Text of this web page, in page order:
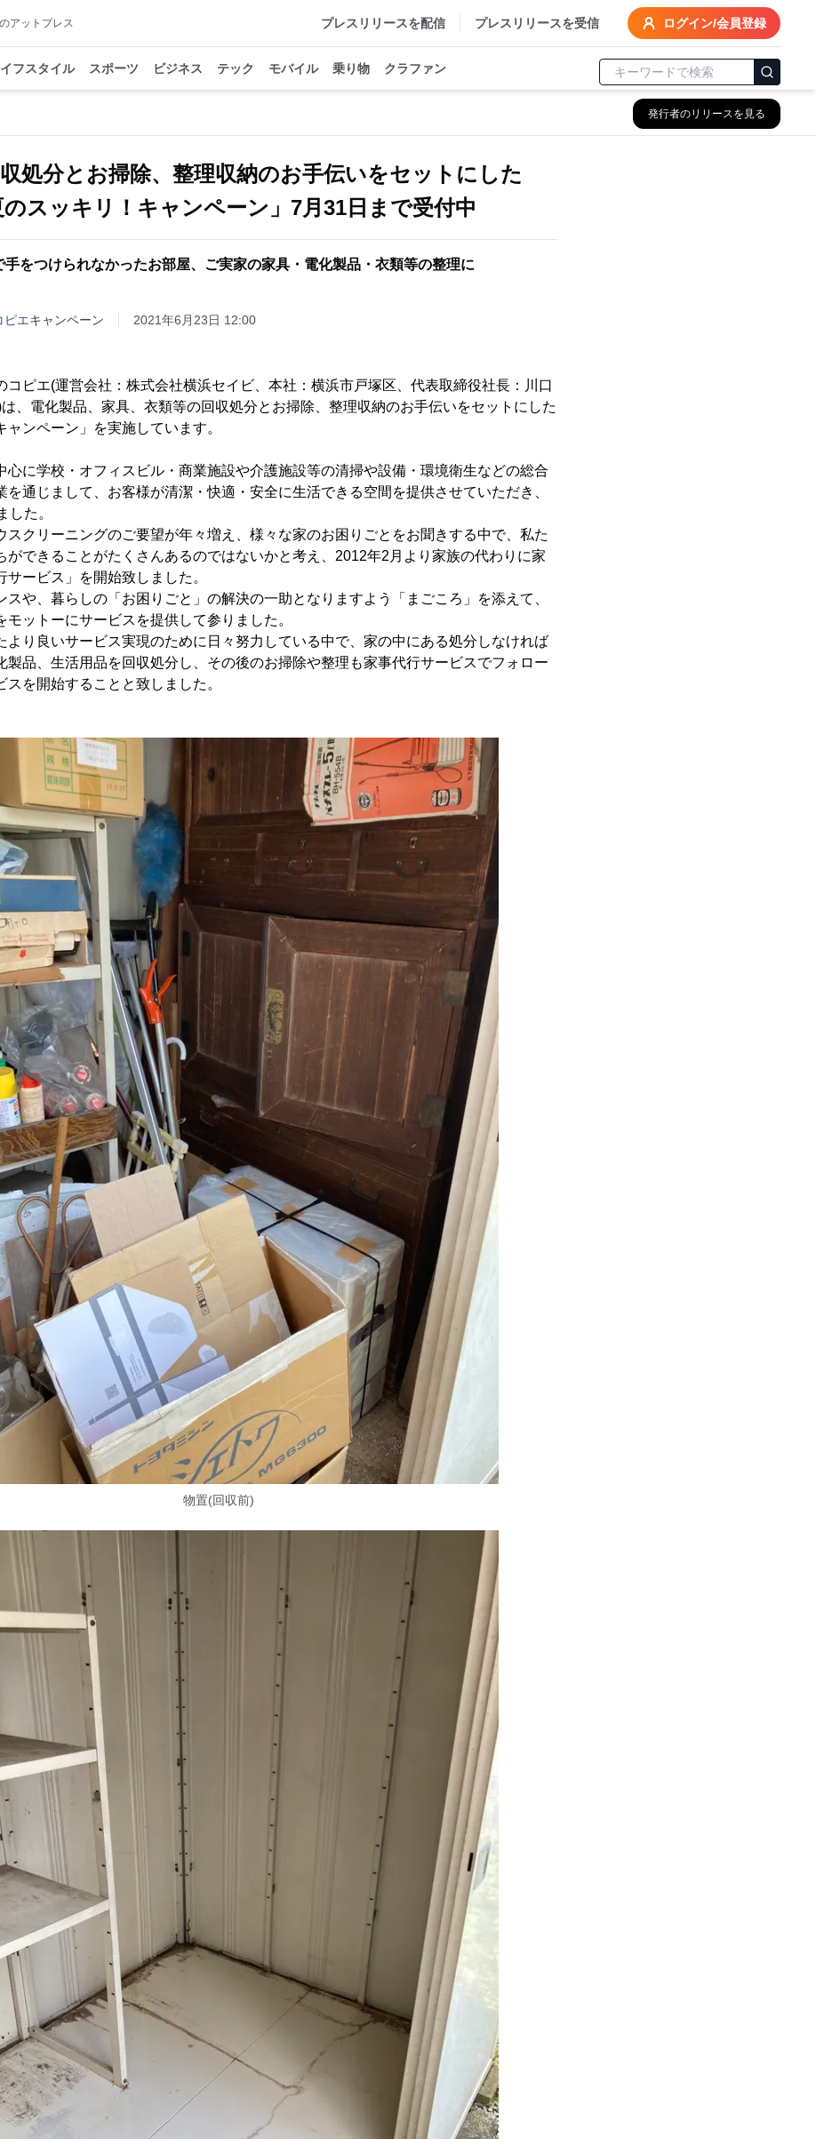
アットプレス プレスリリースを配信 プレスリリースを受信 ログイン/会員登録
フスタイル スポーツ ビジネス テック モバイル 乗り物 クラファン
発行者のリリースを見る
処分とお掃除、整理収納のお手伝いをセットにした
のスッキリ！キャンペーン」7月31日まで受付中
手をつけられなかったお部屋、ご実家の家具・電化製品・衣類等の整理に
ピエキャンペーン 2021年6月23日 12:00
コピエ(運営会社：株式会社横浜セイビ、本社：横浜市戸塚区、代表取締役社長：川口
、電化製品、家具、衣類等の回収処分とお掃除、整理収納のお手伝いをセットにした
ャンペーン」を実施しています。
心に学校・オフィスビル・商業施設や介護施設等の清掃や設備・環境衛生などの総合
を通じまして、お客様が清潔・快適・安全に生活できる空間を提供させていただき、
した。
スクリーニングのご要望が年々増え、様々な家のお困りごとをお聞きする中で、私た
ができることがたくさんあるのではないかと考え、2012年2月より家族の代わりに家
ービス」を開始致しました。
スや、暮らしの「お困りごと」の解決の一助となりますよう「まごころ」を添えて、
モットーにサービスを提供して参りました。
より良いサービス実現のために日々努力している中で、家の中にある処分しなければ
製品、生活用品を回収処分し、その後のお掃除や整理も家事代行サービスでフォロー
を開始することと致しました。
物置(回収前)